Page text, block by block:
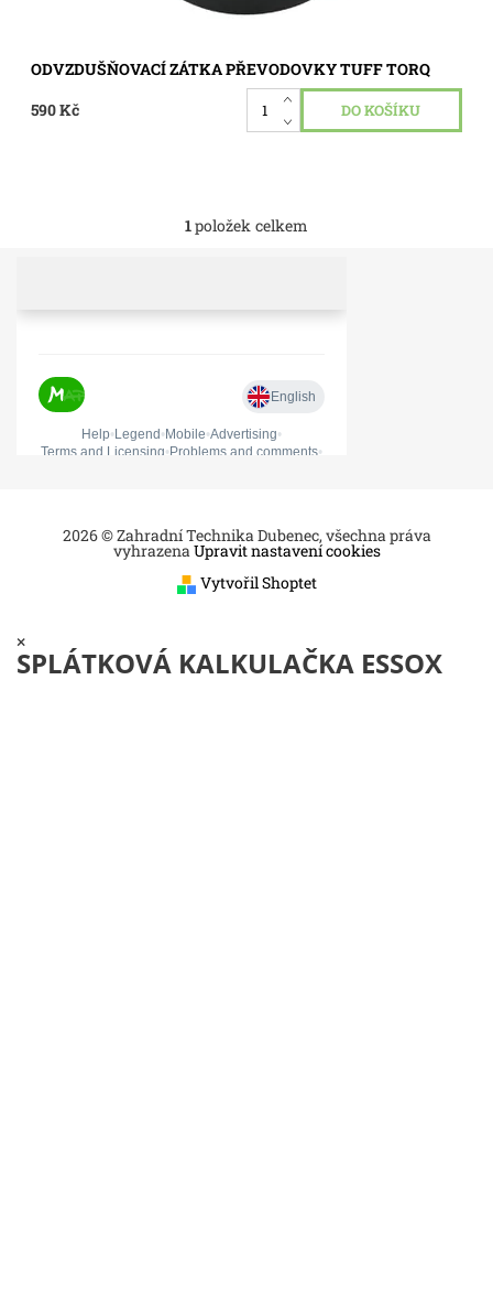
ODVZDUŠŇOVACÍ ZÁTKA PŘEVODOVKY TUFF TORQ
590 Kč
1položek celkem
2026 © Zahradní Technika Dubenec, všechna práva
vyhrazenaUpravit nastavení cookies
Vytvořil Shoptet
×
SPLÁTKOVÁ KALKULAČKA ESSOX